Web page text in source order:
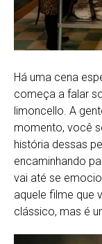
Há uma cena
começa a falar
limoncello. A
momento, você
história dessas
encaminhando
vai até se
aquele filme que
clássico, mas é